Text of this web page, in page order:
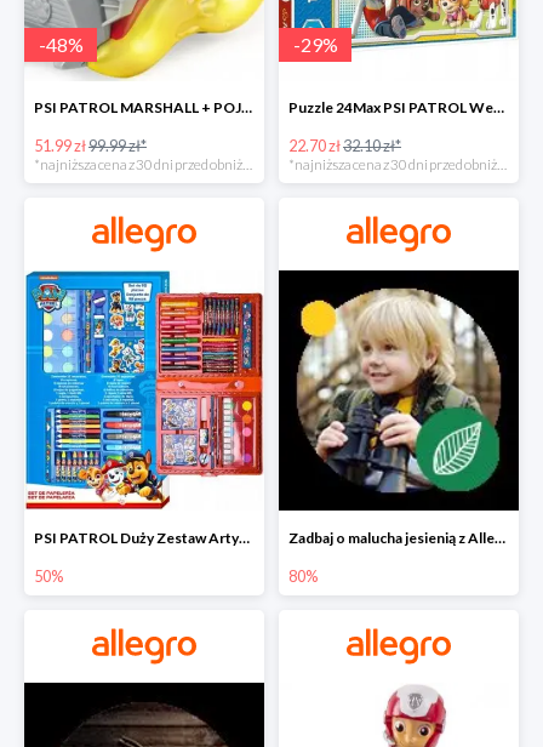
-48%
PSI PATROL MARSHALL + POJAZD WÓZ STRAŻACKI DŹWIĘK -48%
51.99 zł99.99 zł*
*najniższa cena z 30 dni przed obniżką
-29%
Puzzle 24Max PSI PATROL Wesoła drużyna TREFL -29%
22.70 zł32.10 zł*
*najniższa cena z 30 dni przed obniżką
PSI PATROL Duży Zestaw Artystyczny 52 elementy na piąty komplet -50%
50%
Zadbaj o malucha jesienią z Allegro do -80%
80%